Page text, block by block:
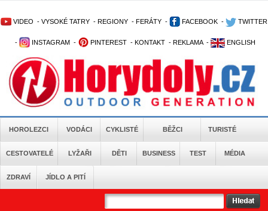
VIDEO - VYSOKÉ TATRY - REGIONY - FERÁTY - FACEBOOK - TWITTER
- INSTAGRAM - PINTEREST - KONTAKT - REKLAMA - ENGLISH
HOROLEZCI VODÁCI CYKLISTÉ BĚŽCI TURISTÉ
CESTOVATELÉ LYŽAŘI DĚTI BUSINESS TEST MÉDIA
ZDRAVÍ JÍDLO A PITÍ